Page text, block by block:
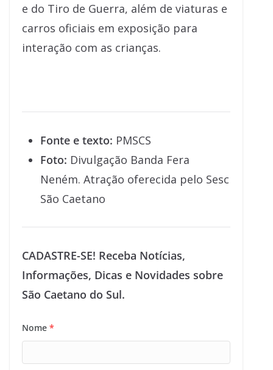
e do Tiro de Guerra, além de viaturas e
carros oficiais em exposição para
interação com as crianças.
Fonte e texto: PMSCS
Foto: Divulgação Banda Fera
Neném. Atração oferecida pelo Sesc
São Caetano
CADASTRE-SE! Receba Notícias,
Informações, Dicas e Novidades sobre
São Caetano do Sul.
Nome *